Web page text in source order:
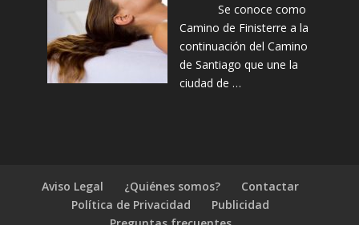
Se conoce como
Camino de Finisterre a la
continuación del Camino
de Santiago que une la
ciudad de …
Aviso Legal ¿Quiénes somos?
Contactar
Política de Privacidad
Publicidad